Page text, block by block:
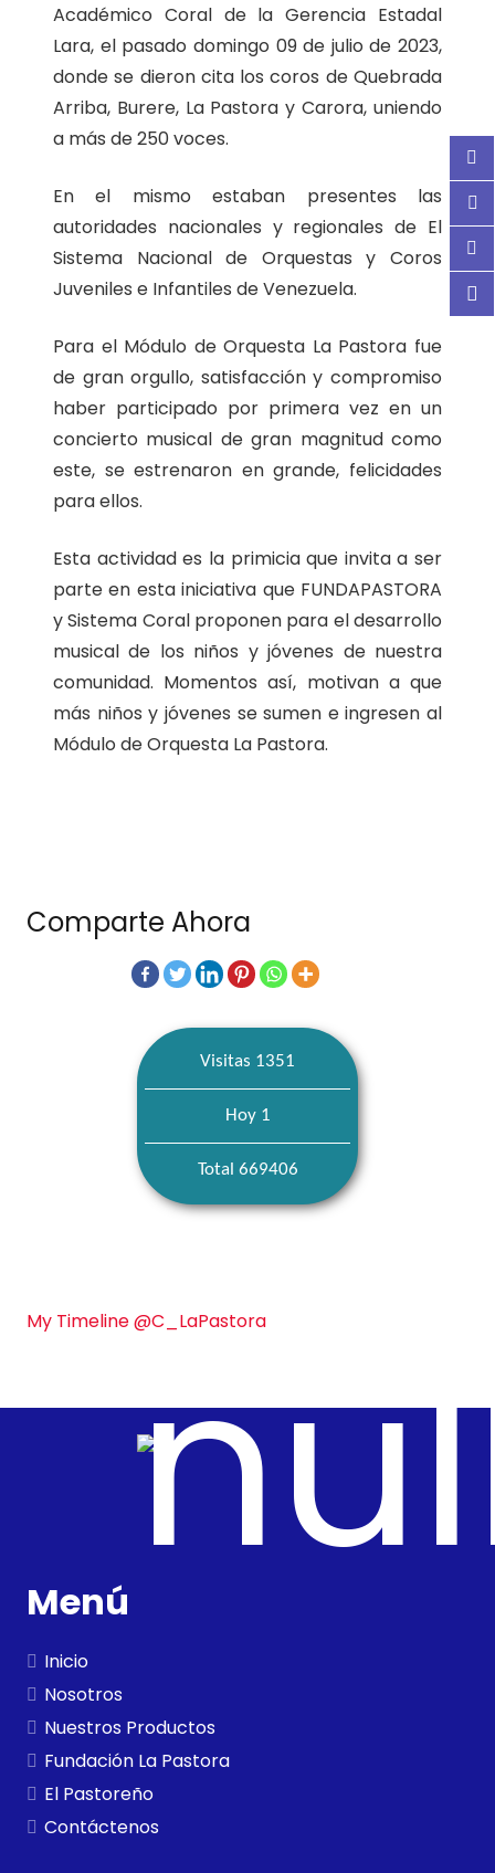
Académico Coral de la Gerencia Estadal
Lara, el pasado domingo 09 de julio de 2023,
donde se dieron cita los coros de Quebrada
Arriba, Burere, La Pastora y Carora, uniendo
a más de 250 voces.
En el mismo estaban presentes las
autoridades nacionales y regionales de El
Sistema Nacional de Orquestas y Coros
Juveniles e Infantiles de Venezuela.
Para el Módulo de Orquesta La Pastora fue
de gran orgullo, satisfacción y compromiso
haber participado por primera vez en un
concierto musical de gran magnitud como
este, se estrenaron en grande, felicidades
para ellos.
Esta actividad es la primicia que invita a ser
parte en esta iniciativa que FUNDAPASTORA
y Sistema Coral proponen para el desarrollo
musical de los niños y jóvenes de nuestra
comunidad. Momentos así, motivan a que
más niños y jóvenes se sumen e ingresen al
Módulo de Orquesta La Pastora.
Comparte Ahora
Visitas 1351
Hoy 1
Total 669406
My Timeline @C_LaPastora
Menú
Inicio
Nosotros
Nuestros Productos
Fundación La Pastora
El Pastoreño
Contáctenos